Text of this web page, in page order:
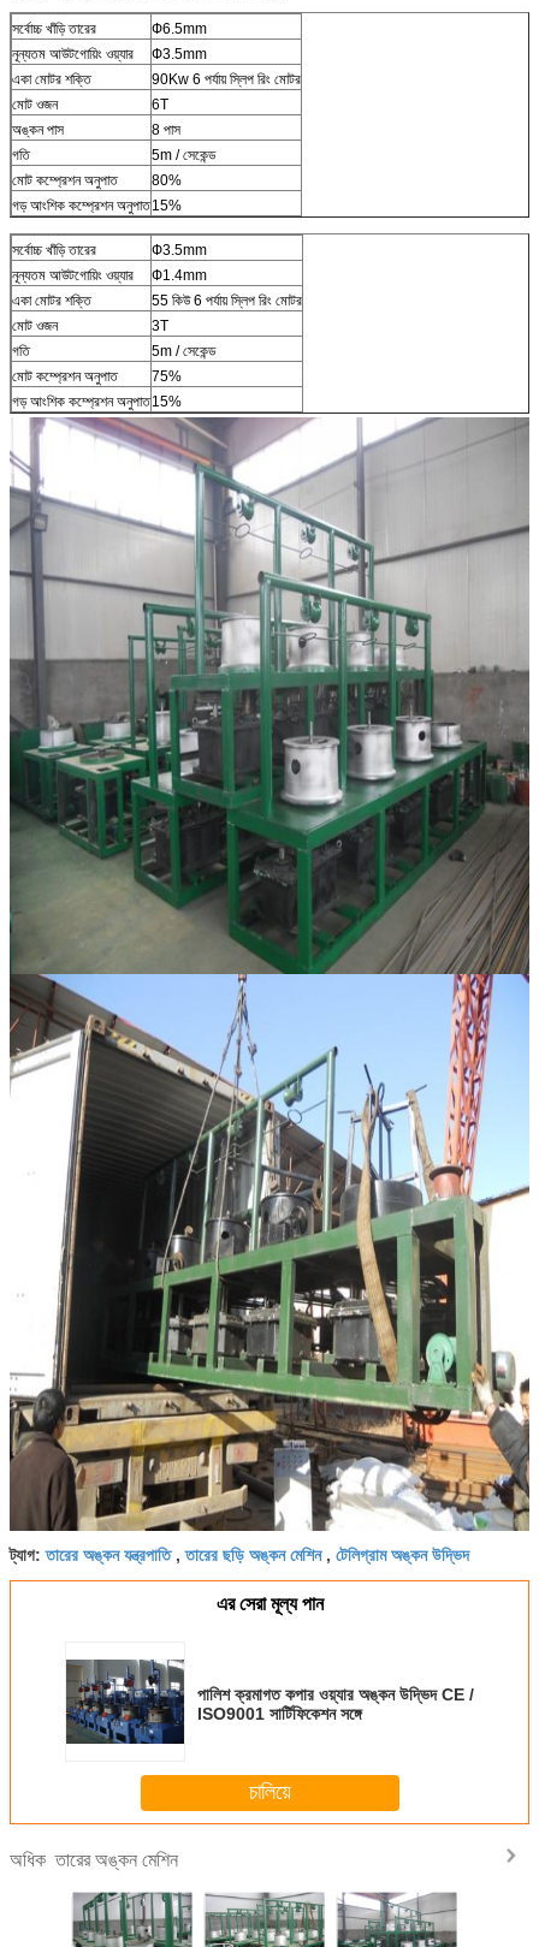
সর্বোচ্চ খাঁড়ি তারের
Ф6.5mm
নূন্যতম আউটগোয়িং ওয়্যার
Ф3.5mm
একা মোটর শক্তি
90Kw 6 পর্যায় স্লিপ রিং মোটর
মোট ওজন
6T
অঙ্কন পাস
8 পাস
গতি
5m / সেকেন্ড
মোট কম্প্রেশন অনুপাত
80%
গড় আংশিক কম্প্রেশন অনুপাত15%
সর্বোচ্চ খাঁড়ি তারের
Ф3.5mm
নূন্যতম আউটগোয়িং ওয়্যার
Ф1.4mm
একা মোটর শক্তি
55 কিউ 6 পর্যায় স্লিপ রিং মোটর
মোট ওজন
3T
গতি
5m / সেকেন্ড
মোট কম্প্রেশন অনুপাত
75%
গড় আংশিক কম্প্রেশন অনুপাত15%
ট্যাগ:তারের অঙ্কন যন্ত্রপাতি,তারের ছড়ি অঙ্কন মেশিন, টেলিগ্রাম অঙ্কন উদ্ভিদ
এর সেরা মূল্য পান
পালিশ ক্রমাগত কপার ওয়্যার অঙ্কন উদ্ভিদ CE /
ISO9001 সার্টিফিকেশন সঙ্গে
চালিয়ে
অধিকতারের অঙ্কন মেশিন